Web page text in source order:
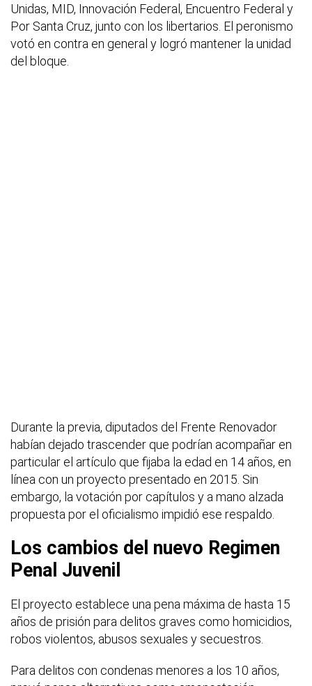
Unidas, MID, Innovación Federal, Encuentro Federal y
Por Santa Cruz, junto con los libertarios. El peronismo
votó en contra en general y logró mantener la unidad
del bloque.
Durante la previa, diputados del Frente Renovador
habían dejado trascender que podrían acompañar en
particular el artículo que fijaba la edad en 14 años, en
línea con un proyecto presentado en 2015. Sin
embargo, la votación por capítulos y a mano alzada
propuesta por el oficialismo impidió ese respaldo.
Los cambios del nuevo Regimen
Penal Juvenil
El proyecto establece una pena máxima de hasta 15
años de prisión para delitos graves como homicidios,
robos violentos, abusos sexuales y secuestros.
Para delitos con condenas menores a los 10 años,